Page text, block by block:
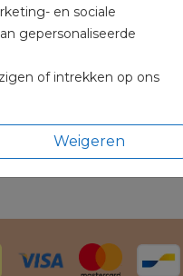
en sociale
gepersonaliseerde
of intrekken op ons
Weigeren